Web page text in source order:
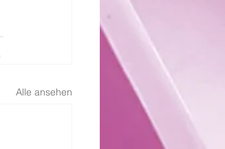
Alle ansehen